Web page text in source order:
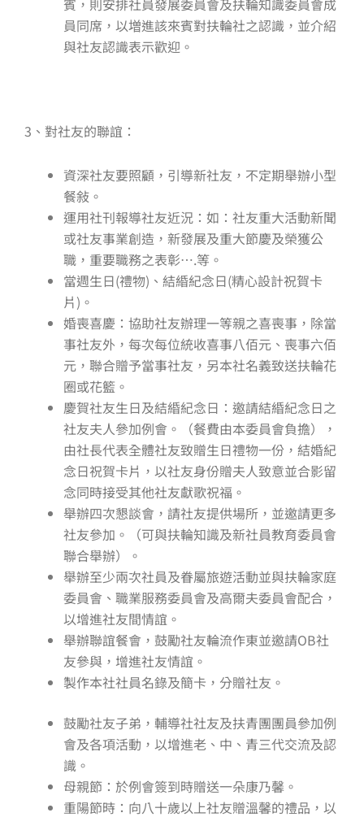
員同席，以増進該來賓對扶輪社之認識，並介紹
與社友認識表示歡迎。
3、對社友的聯誼：
資深社友要照顧，引導新社友，不定期舉辦小型
餐敍。
運用社刊報導社友近況：如：社友重大活動新聞
或社友事業創造，新發展及重大節慶及榮獲公
職，重要職務之表彰….等。
當週生日(禮物)、結緍紀念日(精心設計祝賀卡
片)。
婚喪喜慶：協助社友辦理一等親之喜喪事，除當
事社友外，每次每位統收喜事八佰元、喪事六佰
元，聯合贈予當事社友，另本社名義致送扶輪花
圈或花籃。
慶賀社友生日及結緍紀念日：邀請結緍紀念日之
社友夫人參加例會。（餐費由本委員會負擔），
由社長代表全體社友致贈生日禮物一份，結婚紀
念日祝賀卡片，以社友身份贈夫人致意並合影留
念同時接受其他社友獻歌祝福。
舉辦四次懇談會，請社友提供場所，並邀請更多
社友參加。（可與扶輪知識及新社員教育委員會
聯合舉辦）。
舉辦至少兩次社員及眷屬旅遊活動並與扶輪家庭
委員會、職業服務委員會及高爾夫委員會配合，
以增進社友間情誼。
舉辦聯誼餐會，鼓勵社友輪流作東並邀請OB社
友參與，增進社友情誼。
製作本社社員名錄及簡卡，分贈社友。
鼓勵社友子弟，輔導社社友及扶青團團員參加例
會及各項活動，以增進老、中、青三代交流及認
識。
母親節：於例會簽到時贈送一朵康乃馨。
重陽節時：向八十歲以上社友贈溫馨的禮品，以